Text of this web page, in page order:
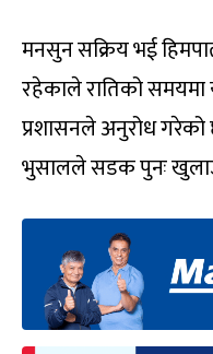
मनसुन सक्रिय भई
रहेकाले रातिको समयमा
प्रशासनले अनुरोध गरेको
भुसालले सडक पुनः